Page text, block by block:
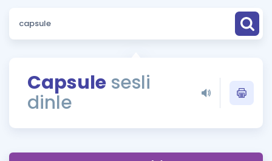
Sözlük
Rehberlik Aracı
ÖSYM Sınav Takvimi
Hakkımızda
Capsule sesli
dinle